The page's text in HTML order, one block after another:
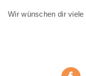
Wir wünschen dir